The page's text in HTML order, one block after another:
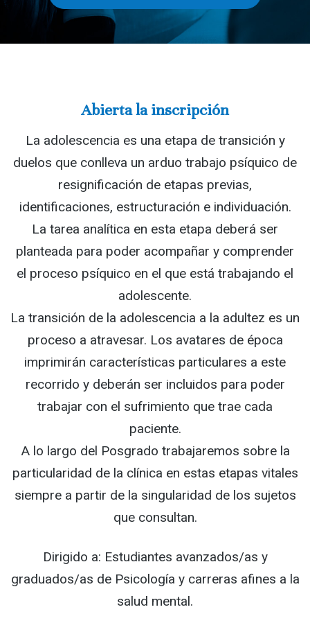
Abierta la inscripción
La adolescencia es una etapa de transición y
duelos que conlleva un arduo trabajo psíquico de
resignificación de etapas previas,
identificaciones, estructuración e individuación.
La tarea analítica en esta etapa deberá ser
planteada para poder acompañar y comprender
el proceso psíquico en el que está trabajando el
adolescente.
La transición de la adolescencia a la adultez es un
proceso a atravesar. Los avatares de época
imprimirán características particulares a este
recorrido y deberán ser incluidos para poder
trabajar con el sufrimiento que trae cada
paciente.
A lo largo del Posgrado trabajaremos sobre la
particularidad de la clínica en estas etapas vitales
siempre a partir de la singularidad de los sujetos
que consultan.
Dirigido a: Estudiantes avanzados/as y
graduados/as de Psicología y carreras afines a la
salud mental.